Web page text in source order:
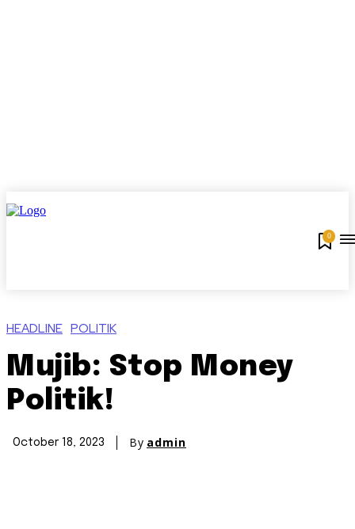
0
HEADLINE POLITIK
Mujib: Stop Money
Politik!
October 18, 2023 By admin